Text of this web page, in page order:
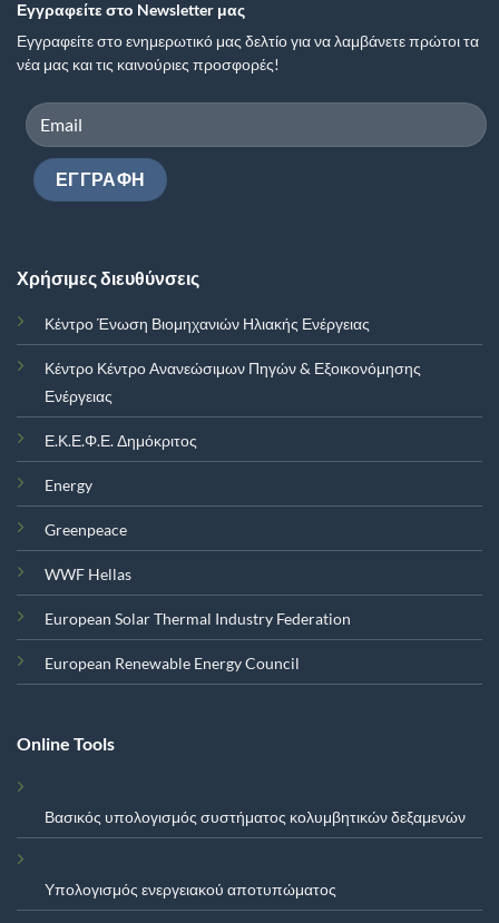
Εγγραφείτε στο Newsletter μας
Εγγραφείτε στο ενημερωτικό μας δελτίο για να λαμβάνετε πρώτοι τα
νέα μας και τις καινούριες προσφορές!
Χρήσιμες διευθύνσεις
Κέντρο Ένωση Βιομηχανιών Ηλιακής Ενέργειας
Κέντρο Κέντρο Ανανεώσιμων Πηγών & Εξοικονόμησης
Ενέργειας
Ε.Κ.Ε.Φ.Ε. Δημόκριτος
Energy
Greenpeace
WWF Hellas
European Solar Thermal Industry Federation
European Renewable Energy Council
Online Tools
Βασικός υπολογισμός συστήματος κολυμβητικών δεξαμενών
Υπολογισμός ενεργειακού αποτυπώματος